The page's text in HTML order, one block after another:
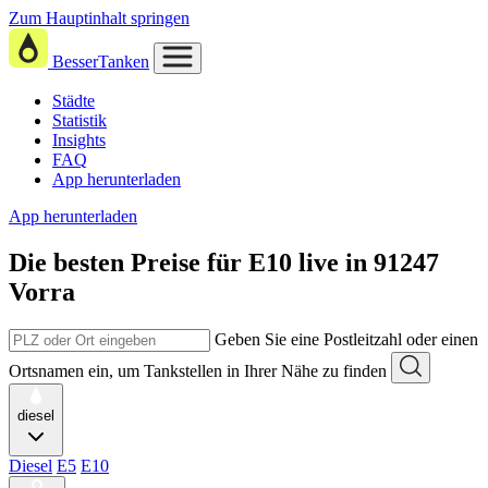
Zum Hauptinhalt springen
BesserTanken
Städte
Statistik
Insights
FAQ
App herunterladen
App herunterladen
Die besten Preise für E10 live in 91247
Vorra
Geben Sie eine Postleitzahl oder einen
Ortsnamen ein, um Tankstellen in Ihrer Nähe zu finden
diesel
Diesel E5 E10